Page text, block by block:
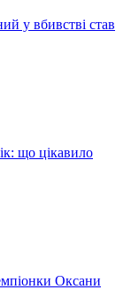
у вбивстві став
що цікавило
Оксани